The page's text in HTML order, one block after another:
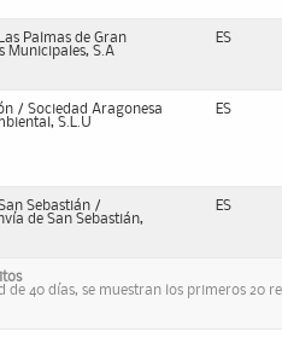
Palmas de Gran
Municipales, S.A
ES
/ Sociedad Aragonesa
S.L.U
ES
Sebastián /
de San Sebastián,
ES
de 40 días, se muestran los primeros 20